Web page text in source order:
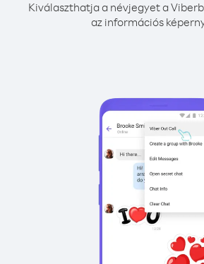
Kiválaszthatja a névjegyet a
az információs